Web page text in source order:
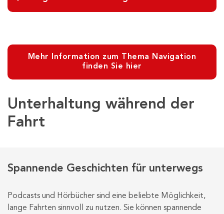
Mehr Information zum Thema Navigation
finden Sie hier
Unterhaltung während der
Fahrt
Spannende Geschichten für unterwegs
Podcasts und Hörbücher sind eine beliebte Möglichkeit,
lange Fahrten sinnvoll zu nutzen. Sie können spannende